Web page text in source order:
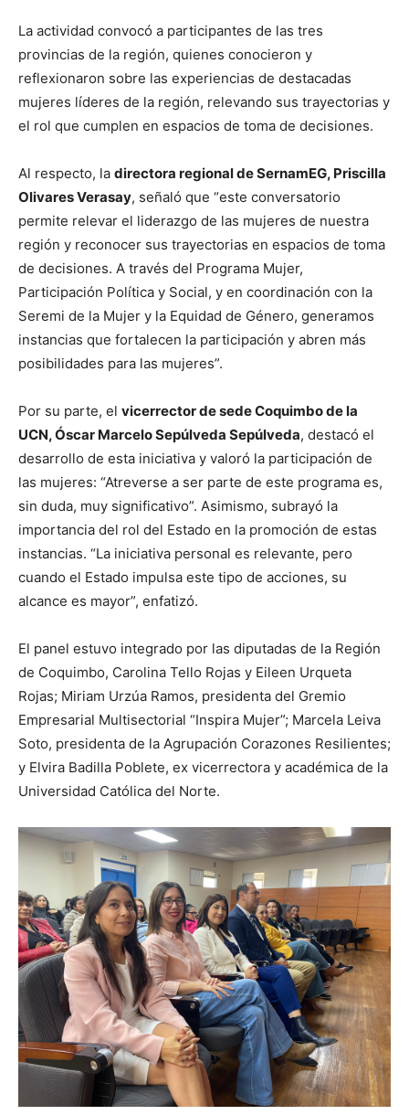
La actividad convocó a participantes de las tres
provincias de la región, quienes conocieron y
reflexionaron sobre las experiencias de destacadas
mujeres líderes de la región, relevando sus trayectorias y
el rol que cumplen en espacios de toma de decisiones.
Al respecto, la directora regional de SernamEG, Priscilla
Olivares Verasay, señaló que “este conversatorio
permite relevar el liderazgo de las mujeres de nuestra
región y reconocer sus trayectorias en espacios de toma
de decisiones. A través del Programa Mujer,
Participación Política y Social, y en coordinación con la
Seremi de la Mujer y la Equidad de Género, generamos
instancias que fortalecen la participación y abren más
posibilidades para las mujeres”.
Por su parte, el vicerrector de sede Coquimbo de la
UCN, Óscar Marcelo Sepúlveda Sepúlveda, destacó el
desarrollo de esta iniciativa y valoró la participación de
las mujeres: “Atreverse a ser parte de este programa es,
sin duda, muy significativo”. Asimismo, subrayó la
importancia del rol del Estado en la promoción de estas
instancias. “La iniciativa personal es relevante, pero
cuando el Estado impulsa este tipo de acciones, su
alcance es mayor”, enfatizó.
El panel estuvo integrado por las diputadas de la Región
de Coquimbo, Carolina Tello Rojas y Eileen Urqueta
Rojas; Miriam Urzúa Ramos, presidenta del Gremio
Empresarial Multisectorial “Inspira Mujer”; Marcela Leiva
Soto, presidenta de la Agrupación Corazones Resilientes;
y Elvira Badilla Poblete, ex vicerrectora y académica de la
Universidad Católica del Norte.